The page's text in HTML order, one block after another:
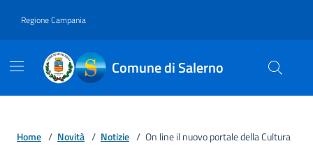
Regione Campania
Comune di Salerno
Home / Novità / Notizie / On line il nuovo portale della Cultura